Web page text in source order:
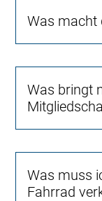
Was macht
Was bringt
Was muss
Fahrrad